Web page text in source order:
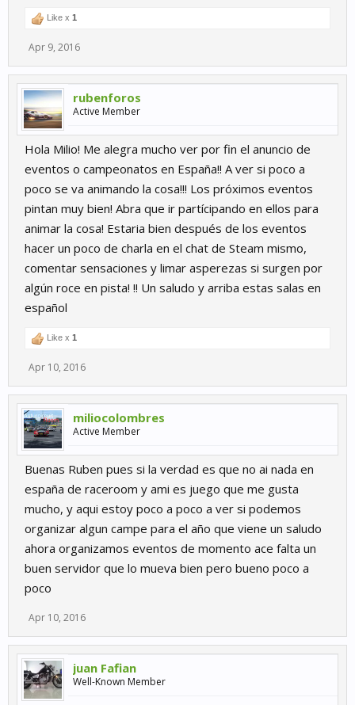
Like x 1
Apr 9, 2016
rubenforos
Active Member
Hola Milio! Me alegra mucho ver por fin el anuncio de
eventos o campeonatos en España!! A ver si poco a
poco se va animando la cosa!!! Los próximos eventos
pintan muy bien! Abra que ir partícipando en ellos para
animar la cosa! Estaria bien después de los eventos
hacer un poco de charla en el chat de Steam mismo,
comentar sensaciones y limar asperezas si surgen por
algún roce en pista! !! Un saludo y arriba estas salas en
español
Like x 1
Apr 10, 2016
miliocolombres
Active Member
Buenas Ruben pues si la verdad es que no ai nada en
españa de raceroom y ami es juego que me gusta
mucho, y aqui estoy poco a poco a ver si podemos
organizar algun campe para el año que viene un saludo
ahora organizamos eventos de momento ace falta un
buen servidor que lo mueva bien pero bueno poco a
poco
Apr 10, 2016
juan Fafian
Well-Known Member